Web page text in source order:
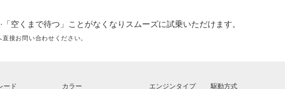
空くまで待つ」ことがなくなりスムーズに試乗いただけます。
接お問い合わせください。
ード カラー エンジンタイプ 駆動方式